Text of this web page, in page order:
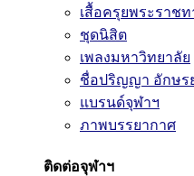
เสื้อครุยพระราช
ชุดนิสิต
เพลงมหาวิทยาลัย
ชื่อปริญญา อักษร
แบรนด์จุฬาฯ
ภาพบรรยากาศ
ติดต่อจุฬาฯ